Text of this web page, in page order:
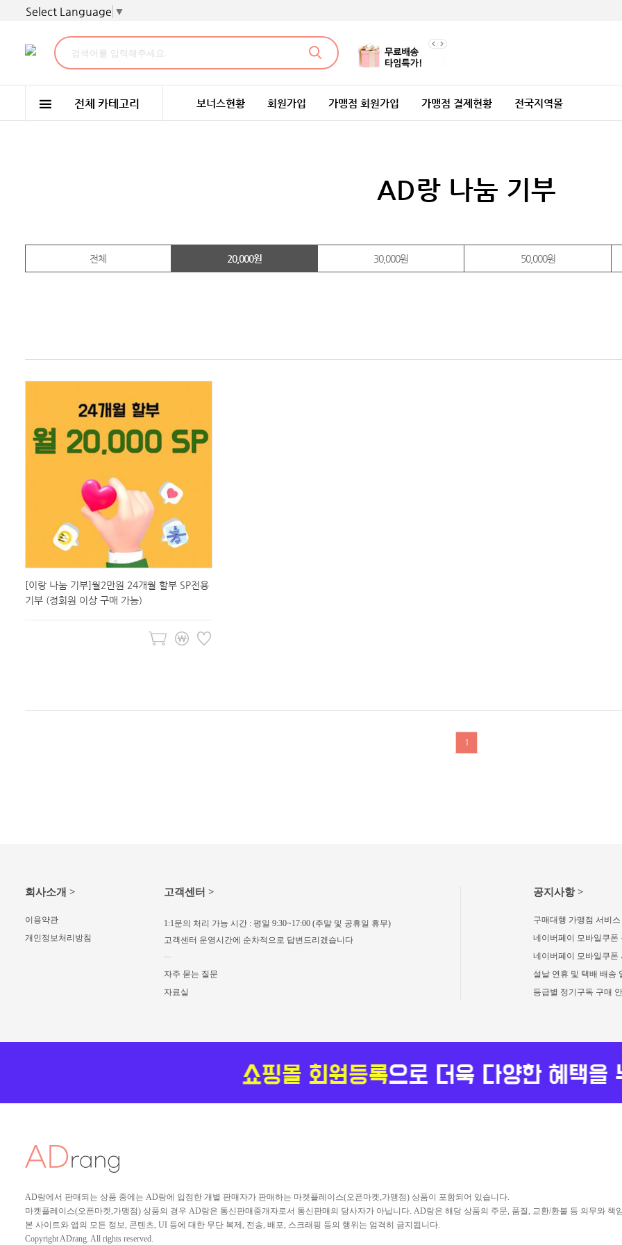
Select Language ▼
보너스현황 회원가입 가맹점 회원가입 가맹점 결제현황 전국지역몰
AD랑 나눔 기부
전체 20,000원 30,000원 50,000원
[이랑 나눔 기부]월2만원 24개월 할부 SP전용
기부 (정회원 이상 구매 가능)
1
회사소개 >
이용약관
개인정보처리방침
고객센터 >
1:1문의 처리 가능 시간 : 평일 9:30~17:00 (주말 및 공휴일 휴무)
고객센터 운영시간에 순차적으로 답변드리겠습니다
자주 묻는 질문
자료실
공지사항 >
구매대행 가맹점 서비
네이버페이 모바일쿠폰
네이버페이 모바일쿠폰
설날 연휴 및 택배 배송
등급별 정기구독 구매
AD랑에서 판매되는 상품 중에는 AD랑에 입점한 개별 판매자가 판매하는 마켓플레이스(오픈마켓,가맹점) 상품이 포함되어 있습니다.
마켓플레이스(오픈마켓,가맹점) 상품의 경우 AD랑은 통신판매중개자로서 통신판매의 당사자가 아닙니다. AD랑은 해당 상품의 주문, 품질, 교환/환불 등 의무와 책
본 사이트와 앱의 모든 정보, 콘텐츠, UI 등에 대한 무단 복제, 전송, 배포, 스크래핑 등의 행위는 엄격히 금지됩니다.
Copyright ADrang. All rights reserved.